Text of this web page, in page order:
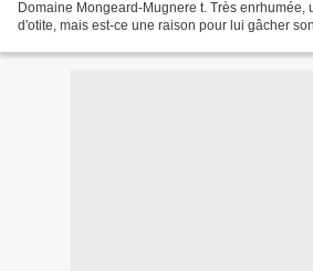
Domaine Mongeard-Mugnere t. Très enrhumée,
d'otite, mais est-ce une raison pour lui gâcher